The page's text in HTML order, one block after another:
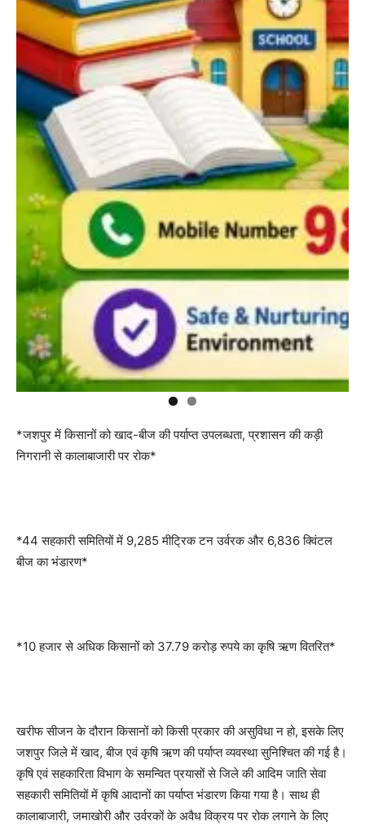
*जशपुर में किसानों को खाद-बीज की पर्याप्त उपलब्धता, प्रशासन की कड़ी
निगरानी से कालाबाजारी पर रोक*
*44 सहकारी समितियों में 9,285 मीट्रिक टन उर्वरक और 6,836 क्विंटल
बीज का भंडारण*
*10 हजार से अधिक किसानों को 37.79 करोड़ रुपये का कृषि ऋण वितरित*
खरीफ सीजन के दौरान किसानों को किसी प्रकार की असुविधा न हो, इसके लिए
जशपुर जिले में खाद, बीज एवं कृषि ऋण की पर्याप्त व्यवस्था सुनिश्चित की गई है।
कृषि एवं सहकारिता विभाग के समन्वित प्रयासों से जिले की आदिम जाति सेवा
सहकारी समितियों में कृषि आदानों का पर्याप्त भंडारण किया गया है। साथ ही
कालाबाजारी, जमाखोरी और उर्वरकों के अवैध विक्रय पर रोक लगाने के लिए